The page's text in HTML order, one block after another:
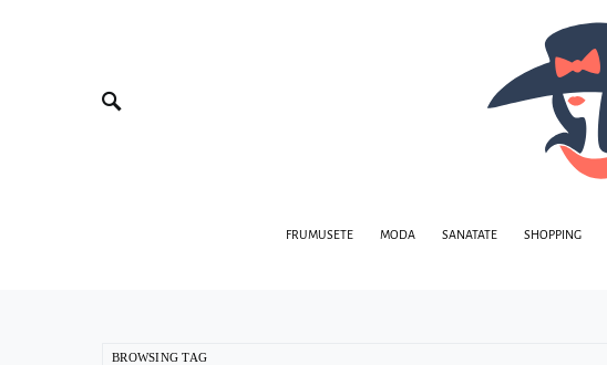
FRUMUSETE MODA SANATATE SHOPPING
BROWSING TAG